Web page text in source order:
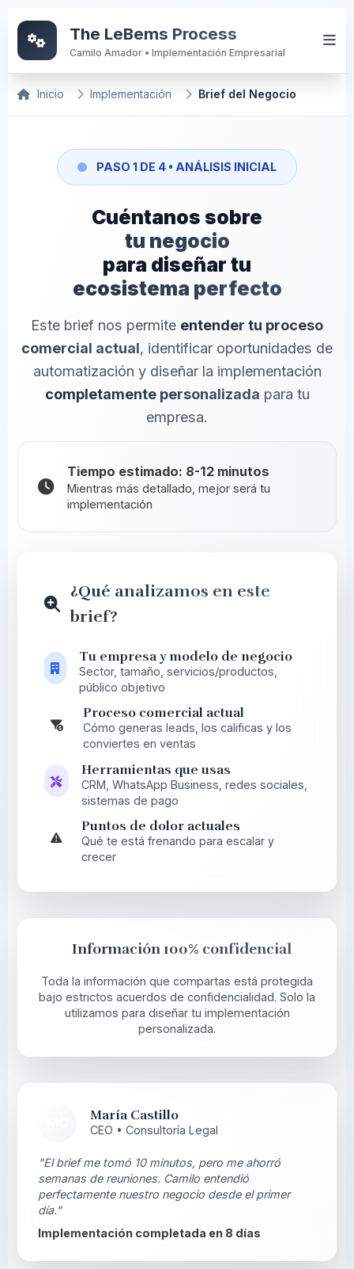
The LeBems Process
Camilo Amador • Implementación Empresarial
Inicio Implementación Brief del Negocio
PASO 1 DE 4 • ANÁLISIS INICIAL
Cuéntanos sobre
tu negocio
para diseñar tu
ecosistema perfecto
Este brief nos permite entender tu proceso
comercial actual, identificar oportunidades de
automatización y diseñar la implementación
completamente personalizada para tu
empresa.
Tiempo estimado: 8-12 minutos
Mientras más detallado, mejor será tu
implementación
¿Qué analizamos en este
brief?
Tu empresa y modelo de negocio
Sector, tamaño, servicios/productos,
público objetivo
Proceso comercial actual
Cómo generas leads, los calificas y los
conviertes en ventas
Herramientas que usas
CRM, WhatsApp Business, redes sociales,
sistemas de pago
Puntos de dolor actuales
Qué te está frenando para escalar y
crecer
Información 100% confidencial
Toda la información que compartas está protegida
bajo estrictos acuerdos de confidencialidad. Solo la
utilizamos para diseñar tu implementación
personalizada.
María Castillo
CEO • Consultoría Legal
"El brief me tomó 10 minutos, pero me ahorró
semanas de reuniones. Camilo entendió
perfectamente nuestro negocio desde el primer
día."
Implementación completada en 8 días